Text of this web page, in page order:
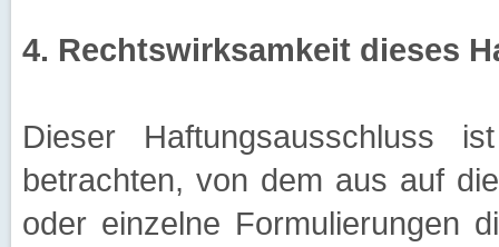
4. Rechtswirksamkeit dieses
Dieser Haftungsausschluss
betrachten, von dem aus auf
oder einzelne Formulierungen